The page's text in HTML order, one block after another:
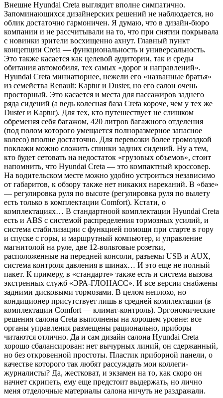
Внешне Hyundai Creta выглядит вполне симпатично.
Запоминающихся дизайнерских решений не наблюдается, но
облик достаточно гармоничен. Я думаю, что в дизайн-бюро
компании и не рассчитывали на то, что при снятии покрывала
с новинки зрители восхищенно ахнут. Главный пункт
концепции Creta — функциональность и универсальность.
Это также касается как целевой аудитории, так и среды
обитания автомобиля, тех самых «дорог и направлений».
Hyundai Creta миниатюрнее, нежели его «названные братья»
из семейства Renault: Kaptur и Duster, но его салон очень
просторный. Это касается и места для пассажиров заднего
ряда сидений (а ведь колесная база Creta короче, чем у тех же
Duster и Kaptur). Для тех, кто путешествует не слишком
обременяя себя багажом, 420 литров багажного отделения
(под полом которого умещается полноразмерное запасное
колесо) вполне достаточно. Для перевозки более громоздкой
поклажи можно сложить спинки задних сидений. Ну а тем,
кто будет сетовать на недостаток «грузовых объемов», стоит
напомнить, что Hyundai Creta — это компактный кроссовер.
На водительском месте можно удобно устроиться независимо
от габаритов, к обзору также нет никаких нареканий. В «базе»
— регулировка руля по высоте (регулировка руля по вылету
есть только в комплектации Comfort). Кстати, о
комплектациях… В стандартноой комплектации Hyundai Creta
есть и ABS с системой распределения тормозных усилий, и
система стабилизации с функцией помощи при старте в гору
и спуске с горы, и маршрутный компьютер, и управление
магнитолой на руле, две 12-вольтовые розетки,
расположенные на передней консоли, разъемы USB и AUX,
система контроля давления в шинах… И это еще не полный
пакет. К примеру, в «стандарте» также есть и система вызова
экстренных служб «ЭРА-ГЛОНАСС». И все версии снабжены
задними дисковыми тормозами. В целом неплохо, но
кондиционер присутствует лишь в средней комплектации (в
комплектации Comfort — климат-контроль). Эргономические
решения салона Creta выполнены на хорошем уровне: все
органы управления размещены рационально, приборы
читаются отлично. Да и сам дизайн салона Hyundai Creta
хорошо сбалансирован: нет вычурных линий, он сдержанный,
но без откровенной простоты. Пластик приборной панели, о
качестве которого так любят рассуждать мои коллеги-
журналисты? Да, жестковат, и экзамен на то, как скоро он
начнет скрипеть, ему еще предстоит выдержать, но лично
меня отделочные материалы салона ничуть не раздражали.